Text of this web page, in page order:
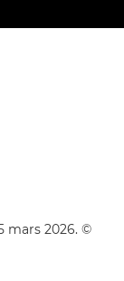
mars 2026. ©